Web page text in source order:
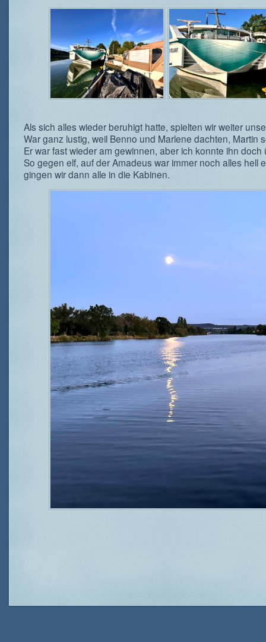
Als sich alles wieder beruhigt hatte, spielten wir weiter
War ganz lustig, weil Benno und Marlene dachten, Martin
Er war fast wieder am gewinnen, aber ich konnte ihn doch
So gegen elf, auf der Amadeus war immer noch alles hell
gingen wir dann alle in die Kabinen.